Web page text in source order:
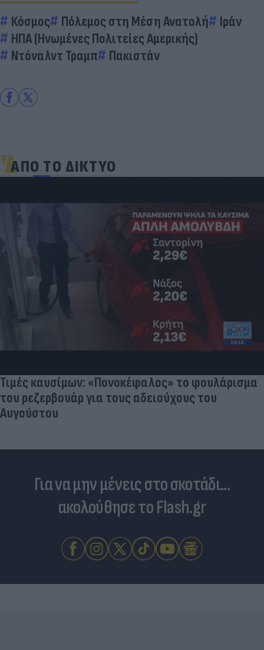
Κόσμος Πόλεμος στη Μέση Ανατολή
Ιράν
ΗΠΑ (Ηνωμένες Πολιτείες Αμερικής)
Ντόναλντ Τραμπ
Πακιστάν
ΑΠΟ ΤΟ ΔΙΚΤΥΟ
Τιμές καυσίμων: «Πονοκέφαλος» το φουλάρισμα
του ρεζερβουάρ για τους αδειούχους του
Αυγούστου
Για να μην μένεις στο σκοτάδι...
ακολούθησε το Flash.gr